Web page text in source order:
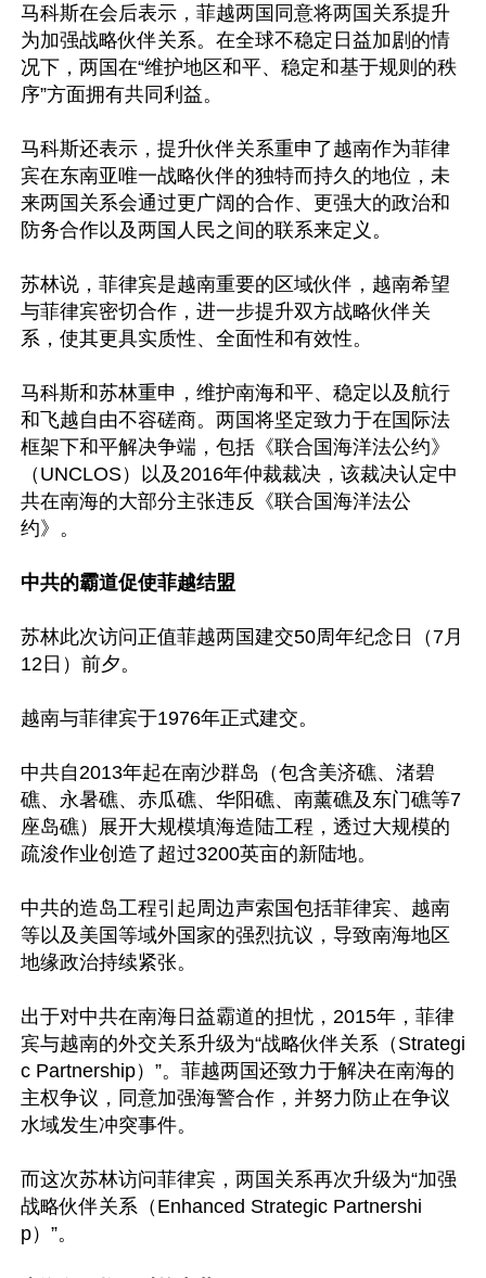
马科斯在会后表示，菲越两国同意将两国关系提升
为加强战略伙伴关系。在全球不稳定日益加剧的情
况下，两国在“维护地区和平、稳定和基于规则的秩
序”方面拥有共同利益。
马科斯还表示，提升伙伴关系重申了越南作为菲律
宾在东南亚唯一战略伙伴的独特而持久的地位，未
来两国关系会通过更广阔的合作、更强大的政治和
防务合作以及两国人民之间的联系来定义。
苏林说，菲律宾是越南重要的区域伙伴，越南希望
与菲律宾密切合作，进一步提升双方战略伙伴关
系，使其更具实质性、全面性和有效性。
马科斯和苏林重申，维护南海和平、稳定以及航行
和飞越自由不容磋商。两国将坚定致力于在国际法
框架下和平解决争端，包括《联合国海洋法公约》
（UNCLOS）以及2016年仲裁裁决，该裁决认定中
共在南海的大部分主张违反《联合国海洋法公
约》。
中共的霸道促使菲越结盟
苏林此次访问正值菲越两国建交50周年纪念日（7月
12日）前夕。
越南与菲律宾于1976年正式建交。
中共自2013年起在南沙群岛（包含美济礁、渚碧
礁、永暑礁、赤瓜礁、华阳礁、南薰礁及东门礁等7
座岛礁）展开大规模填海造陆工程，透过大规模的
疏浚作业创造了超过3200英亩的新陆地。
中共的造岛工程引起周边声索国包括菲律宾、越南
等以及美国等域外国家的强烈抗议，导致南海地区
地缘政治持续紧张。
出于对中共在南海日益霸道的担忧，2015年，菲律
宾与越南的外交关系升级为“战略伙伴关系（Strategi
c Partnership）”。菲越两国还致力于解决在南海的
主权争议，同意加强海警合作，并努力防止在争议
水域发生冲突事件。
而这次苏林访问菲律宾，两国关系再次升级为“加强
战略伙伴关系（Enhanced Strategic Partnershi
p）”。